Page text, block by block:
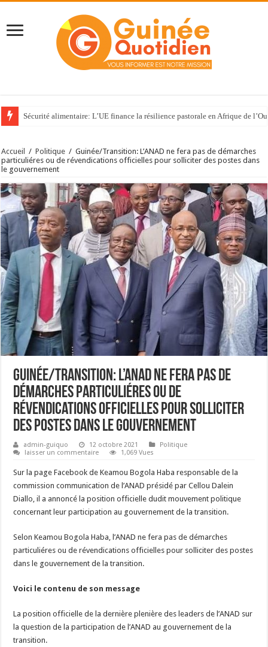
Sécurité alimentaire: L’UE finance la résilience pastorale en Afrique de
Accueil / Politique / Guinée/Transition: L’ANAD ne fera pas de démarches
particuliéres ou de révendications officielles pour solliciter des postes dans
le gouvernement
Guinée/Transition: L’ANAD ne fera pas de
démarches particuliéres ou de
révendications officielles pour solliciter
des postes dans le gouvernement
admin-guiquo 12 octobre 2021
Politique
laisser un commentaire
1,069 Vues
Sur la page Facebook de Keamou Bogola Haba responsable de la
commission communication de l’ANAD présidé par Cellou Dalein
Diallo, il a annoncé la position officielle dudit mouvement politique
concernant leur participation au gouvernement de la transition.
Selon Keamou Bogola Haba, l’ANAD ne fera pas de démarches
particuliéres ou de révendications officielles pour solliciter des postes
dans le gouvernement de la transition.
Voici le contenu de son message
La position officielle de la dernière plenière des leaders de l’ANAD sur
la question de la participation de l’ANAD au gouvernement de la
transition.